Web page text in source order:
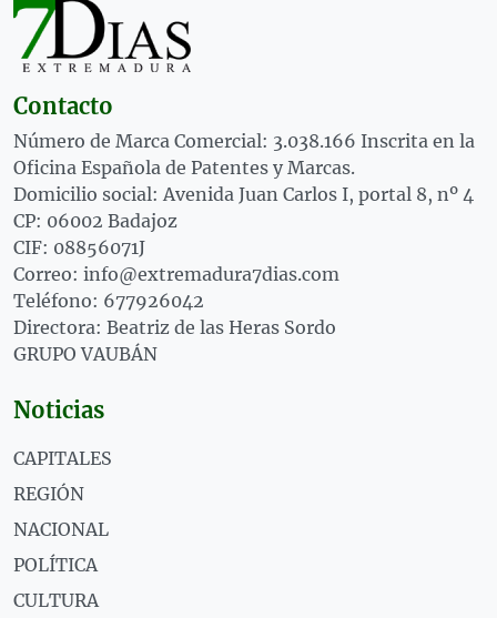
Contacto
Número de Marca Comercial: 3.038.166 Inscrita en la
Oficina Española de Patentes y Marcas.
Domicilio social: Avenida Juan Carlos I, portal 8, nº 4
CP: 06002 Badajoz
CIF: 08856071J
Correo: info@extremadura7dias.com
Teléfono: 677926042
Directora: Beatriz de las Heras Sordo
GRUPO VAUBÁN
Noticias
CAPITALES
REGIÓN
NACIONAL
POLÍTICA
CULTURA